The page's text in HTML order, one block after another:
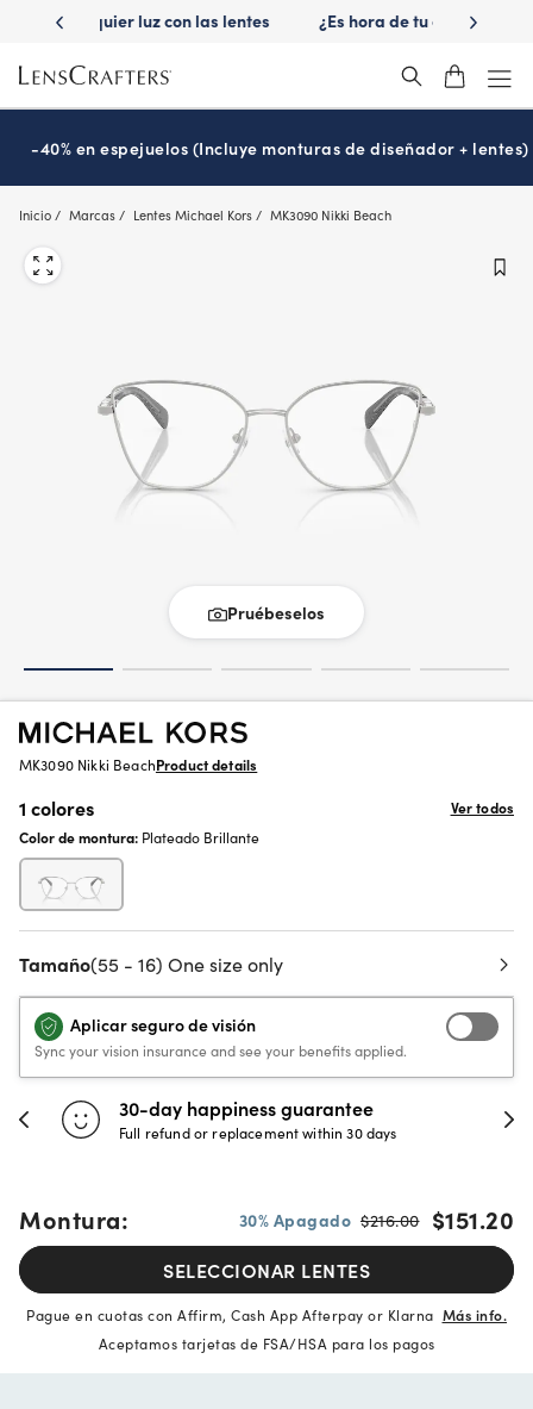
main
content
lentes
¿Es hora de tu examen de la vista?
Disfruta -
-40% en espejuelos (Incluye monturas de diseñador + lentes)
Inicio Marcas Lentes Michael Kors MK3090 Nikki Beach
Pruébeselos
MK3090 Nikki BeachProduct details
1 colores
Ver todos
Color de montura: Plateado Brillante
Tamaño(55 - 16) One size only
Aplicar seguro de visión
Sync your vision insurance and see your benefits applied.
30-day happiness guarantee
Full refund or replacement within 30 days
Montura: 30% Apagado $216.00 $151.20
SELECCIONAR LENTES
Pague en cuotas con Affirm, Cash App Afterpay or Klarna Más info.
Aceptamos tarjetas de FSA/HSA para los pagos